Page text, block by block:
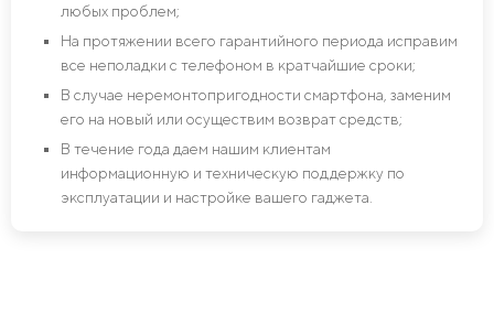
любых проблем;
На протяжении всего гарантийного периода исправим
все неполадки с телефоном в кратчайшие сроки;
В случае неремонтопригодности смартфона, заменим
его на новый или осуществим возврат средств;
В течение года даем нашим клиентам
информационную и техническую поддержку по
эксплуатации и настройке вашего гаджета.